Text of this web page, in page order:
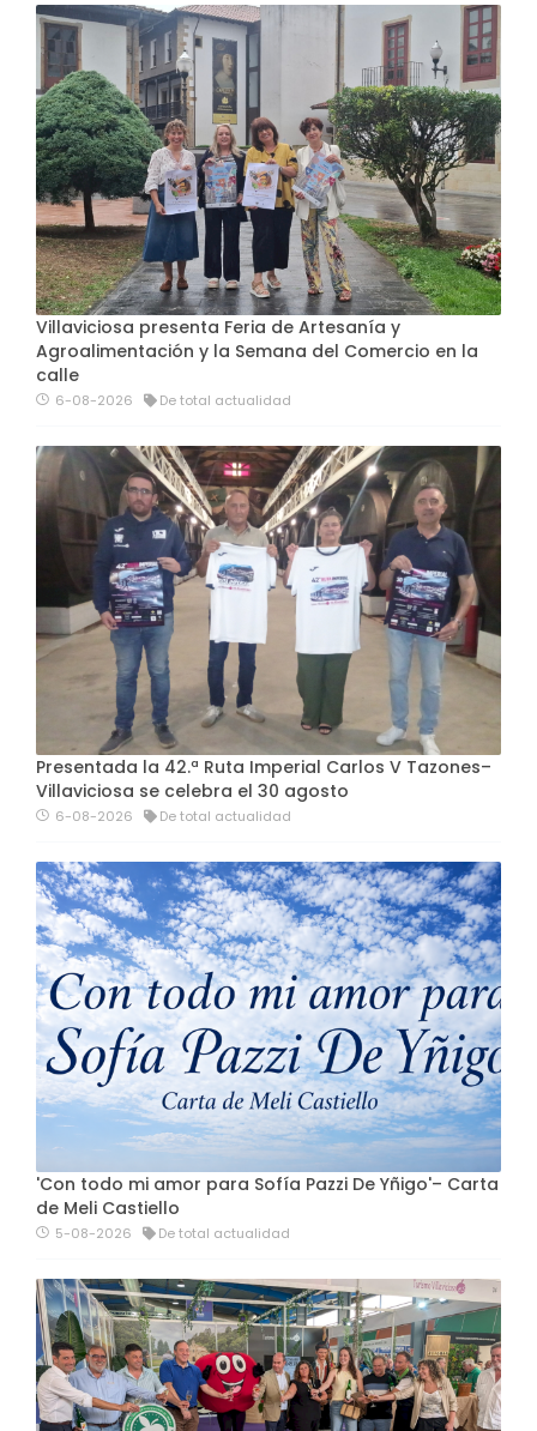
Villaviciosa presenta Feria de Artesanía y
Agroalimentación y la Semana del Comercio en la
calle
6-08-2026 De total actualidad
Presentada la 42.ª Ruta Imperial Carlos V Tazones–
Villaviciosa se celebra el 30 agosto
6-08-2026 De total actualidad
'Con todo mi amor para Sofía Pazzi De Yñigo'– Carta
de Meli Castiello
5-08-2026 De total actualidad